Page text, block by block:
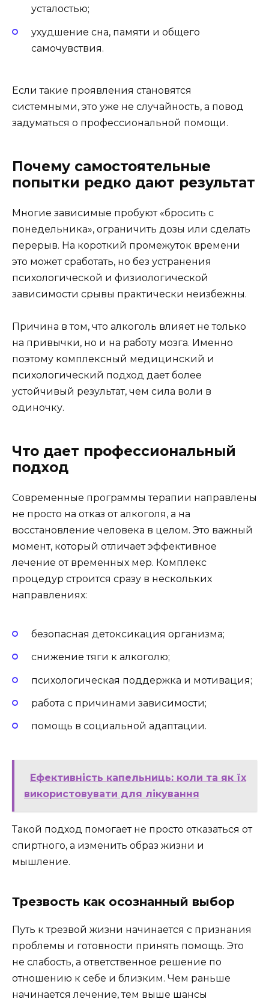
усталостью;
ухудшение сна, памяти и общего
самочувствия.
Если такие проявления становятся
системными, это уже не случайность, а повод
задуматься о профессиональной помощи.
Почему самостоятельные
попытки редко дают результат
Многие зависимые пробуют «бросить с
понедельника», ограничить дозы или сделать
перерыв. На короткий промежуток времени
это может сработать, но без устранения
психологической и физиологической
зависимости срывы практически неизбежны.
Причина в том, что алкоголь влияет не только
на привычки, но и на работу мозга. Именно
поэтому комплексный медицинский и
психологический подход дает более
устойчивый результат, чем сила воли в
одиночку.
Что дает профессиональный
подход
Современные программы терапии направлены
не просто на отказ от алкоголя, а на
восстановление человека в целом. Это важный
момент, который отличает эффективное
лечение от временных мер. Комплекс
процедур строится сразу в нескольких
направлениях:
безопасная детоксикация организма;
снижение тяги к алкоголю;
психологическая поддержка и мотивация;
работа с причинами зависимости;
помощь в социальной адаптации.
Ефективність капельниць: коли та як їх
використовувати для лікування
Такой подход помогает не просто отказаться от
спиртного, а изменить образ жизни и
мышление.
Трезвость как осознанный выбор
Путь к трезвой жизни начинается с признания
проблемы и готовности принять помощь. Это
не слабость, а ответственное решение по
отношению к себе и близким. Чем раньше
начинается лечение, тем выше шансы